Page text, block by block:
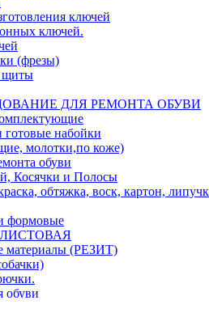
ключей
ключей.
(фрезы)
щиты
ДЛЯ РЕМОНТА ОБУВИ
набойки
молотки,по коже)
обуви
Косячки и Полосы
обтяжка, воск, картон,
формовые
материалы (РЕЗИТ)
обуви